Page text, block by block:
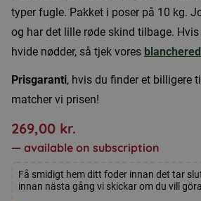
typer fugle. Pakket i poser på 10 kg.
og har det lille røde skind tilbage.
hvide nødder, så tjek vores
Prisgaranti, hvis du finder et billigere
matcher vi prisen!
269,00 kr.
— available on subscription
Få smidigt hem ditt foder innan det tar
innan nästa gång vi skickar om du vill